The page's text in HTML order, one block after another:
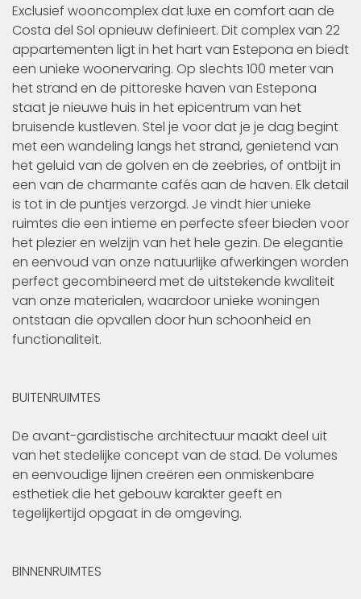
Exclusief wooncomplex dat luxe en comfort aan de
Costa del Sol opnieuw definieert. Dit complex van 22
appartementen ligt in het hart van Estepona en biedt
een unieke woonervaring. Op slechts 100 meter van
het strand en de pittoreske haven van Estepona
staat je nieuwe huis in het epicentrum van het
bruisende kustleven. Stel je voor dat je je dag begint
met een wandeling langs het strand, genietend van
het geluid van de golven en de zeebries, of ontbijt in
een van de charmante cafés aan de haven. Elk detail
is tot in de puntjes verzorgd. Je vindt hier unieke
ruimtes die een intieme en perfecte sfeer bieden voor
het plezier en welzijn van het hele gezin. De elegantie
en eenvoud van onze natuurlijke afwerkingen worden
perfect gecombineerd met de uitstekende kwaliteit
van onze materialen, waardoor unieke woningen
ontstaan die opvallen door hun schoonheid en
functionaliteit.
BUITENRUIMTES
De avant-gardistische architectuur maakt deel uit
van het stedelijke concept van de stad. De volumes
en eenvoudige lijnen creëren een onmiskenbare
esthetiek die het gebouw karakter geeft en
tegelijkertijd opgaat in de omgeving.
BINNENRUIMTES